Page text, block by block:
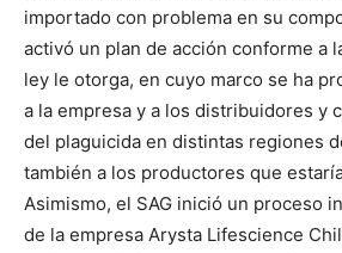
importado con problema en su
activó un plan de acción conforme a
ley le otorga, en cuyo marco se ha
a la empresa y a los distribuidores y
del plaguicida en distintas regiones
también a los productores que
Asimismo, el SAG inició un proceso
de la empresa Arysta Lifescience